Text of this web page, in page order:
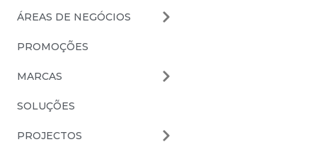
ÁREAS DE NEGÓCIOS
PROMOÇÕES
MARCAS
SOLUÇÕES
PROJECTOS